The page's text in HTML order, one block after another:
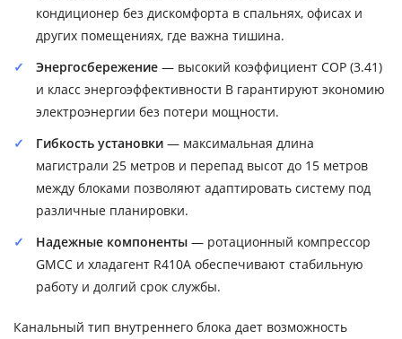
кондиционер без дискомфорта в спальнях, офисах и
других помещениях, где важна тишина.
Энергосбережение — высокий коэффициент COP (3.41)
и класс энергоэффективности B гарантируют экономию
электроэнергии без потери мощности.
Гибкость установки — максимальная длина
магистрали 25 метров и перепад высот до 15 метров
между блоками позволяют адаптировать систему под
различные планировки.
Надежные компоненты — ротационный компрессор
GMCC и хладагент R410A обеспечивают стабильную
работу и долгий срок службы.
Канальный тип внутреннего блока дает возможность